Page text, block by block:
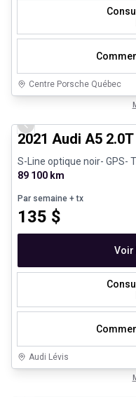
Centre Porsche Québec
Previous slide
2021 Audi A5
S-Line optique noir- GPS-
89 100 km
Par semaine + tx
135 $
Voir
Audi Lévis
Véhicules d'occasion